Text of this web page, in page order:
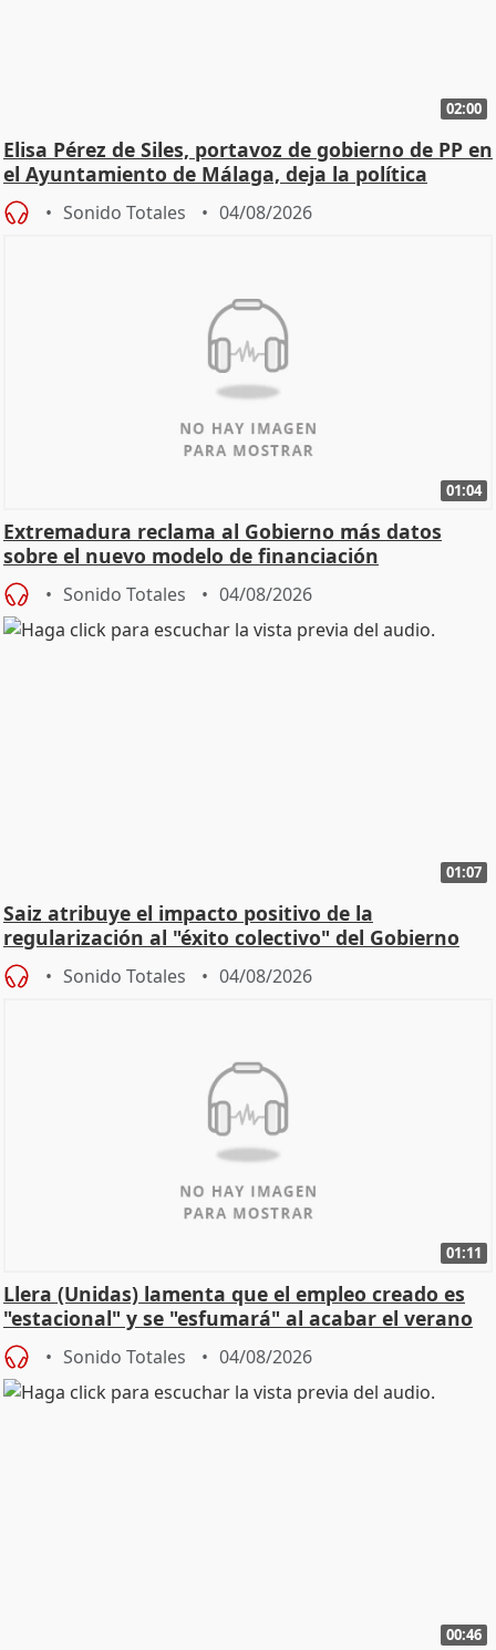
02:00
Elisa Pérez de Siles, portavoz de gobierno de PP en
el Ayuntamiento de Málaga, deja la política
Sonido Totales 04/08/2026
01:04
Extremadura reclama al Gobierno más datos
sobre el nuevo modelo de financiación
Sonido Totales 04/08/2026
01:07
Saiz atribuye el impacto positivo de la
regularización al "éxito colectivo" del Gobierno
Sonido Totales 04/08/2026
01:11
Llera (Unidas) lamenta que el empleo creado es
"estacional" y se "esfumará" al acabar el verano
Sonido Totales 04/08/2026
00:46